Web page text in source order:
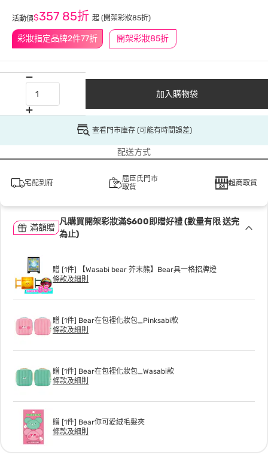
彩妝指定品牌2件77折 開架彩妝85折
活動價$357 85折 起 (開架彩妝85折)
加入購物袋
查看門市庫存 (可能有時間誤差)
配送方式
宅配到府
屈臣氏門市
取貨
超商取貨
滿額贈
凡購買開架彩妝滿$600即贈好禮 (數量有限 送完
為止)
贈 [1件] 【Wasabi bear 芥末熊】Bear具一格招牌燈
條款及細則
贈 [1件] Bear在包裡化妝包_Pinksabi款
條款及細則
贈 [1件] Bear在包裡化妝包_Wasabi款
條款及細則
贈 [1件] Bear你可愛絨毛髮夾
條款及細則